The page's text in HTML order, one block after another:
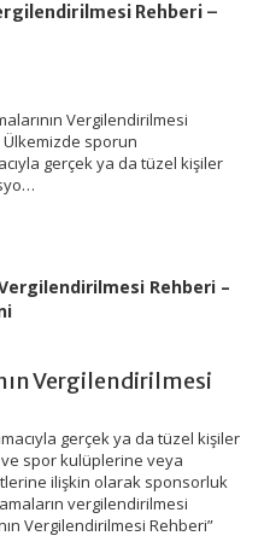
Rehberi –
Vergilendirilmesi
Ülkemizde sporun
gerçek ya da tüzel kişiler
Rehberi –
Vergilendirilmesi
gerçek ya da tüzel kişiler
spor kulüplerine veya
ilişkin olarak sponsorluk
vergilendirilmesi
Vergilendirilmesi Rehberi”